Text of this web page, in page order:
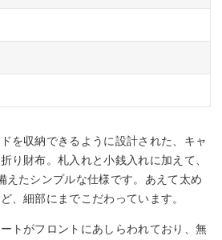
を収納できるように設計された、キャ
り財布。札入れと小銭入れに加えて、
えたシンプルな仕様です。あえて太め
、細部にまでこだわっています。
トがフロントにあしらわれており、無